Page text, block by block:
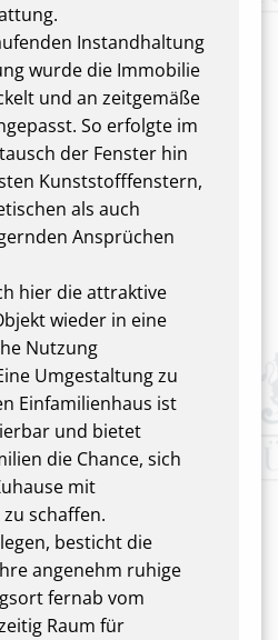
Instandhaltung
wurde die Immobilie
und an zeitgemäße
So erfolgte im
der Fenster hin
Kunststofffenstern,
als auch
Ansprüchen
hier die attraktive
wieder in eine
Nutzung
Umgestaltung zu
Einfamilienhaus ist
und bietet
die Chance, sich
mit
schaffen.
besticht die
angenehm ruhige
fernab vom
Raum für